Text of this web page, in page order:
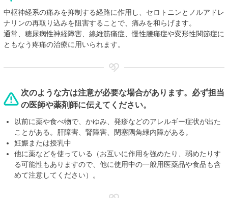
中枢神経系の痛みを抑制する経路に作用し、セロトニンとノルアドレ
ナリンの再取り込みを阻害することで、痛みを和らげます。
通常、糖尿病性神経障害、線維筋痛症、慢性腰痛症や変形性関節症に
ともなう疼痛の治療に用いられます。
次のような方は注意が必要な場合があります。必ず担当
の医師や薬剤師に伝えてください。
以前に薬や食べ物で、かゆみ、発疹などのアレルギー症状が出た
ことがある。肝障害、腎障害、閉塞隅角緑内障がある。
妊娠または授乳中
他に薬などを使っている（お互いに作用を強めたり、弱めたりす
る可能性もありますので、他に使用中の一般用医薬品や食品も含
めて注意してください）。